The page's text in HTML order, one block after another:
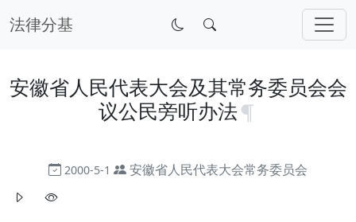
法律分基
安徽省人民代表大会及其常务委员会会
议公民旁听办法
2000-5-1 安徽省人民代表大会常务委员会